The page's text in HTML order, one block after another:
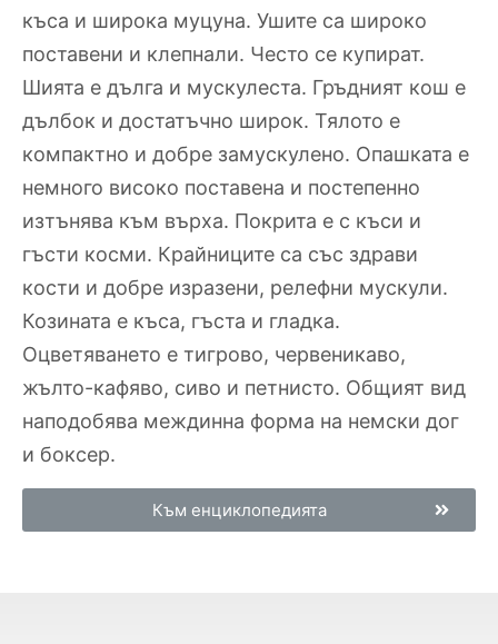
къса и широка муцуна. Ушите са широко
поставени и клепнали. Често се купират.
Шията е дълга и мускулеста. Гръдният кош е
дълбок и достатъчно широк. Тялото е
компактно и добре замускулено. Опашката е
немного високо поставена и постепенно
изтънява към върха. Покрита е с къси и
гъсти косми. Крайниците са със здрави
кости и добре изразени, релефни мускули.
Козината е къса, гъста и гладка.
Оцветяването е тигрово, червеникаво,
жълто-кафяво, сиво и петнисто. Общият вид
наподобява междинна форма на немски дог
и боксер.
Към енциклопедията